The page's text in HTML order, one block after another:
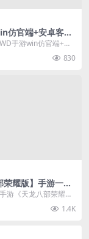
仿官端+安卓客户
日金乌-飞行法宝-
手游win仿官端+安
-大日金乌-飞行法宝-
830
荣耀版】手游一键
GM后台+视频教
游《天龙八部荣耀
拟机一键服务端 有
...
1.4K